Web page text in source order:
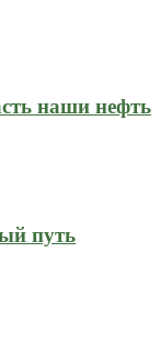
наши нефть
путь